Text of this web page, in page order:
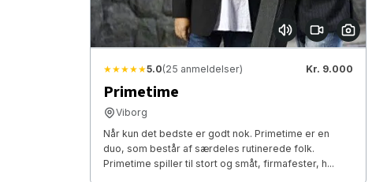
★★★★★5.0(25 anmeldelser) Kr. 9.000
Primetime
Viborg
Når kun det bedste er godt nok. Primetime er en
duo, som består af særdeles rutinerede folk.
Primetime spiller til stort og småt, firmafester, h...